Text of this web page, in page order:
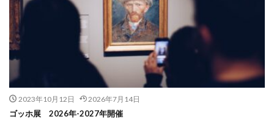
2023年10月12日 2026年7月14日
ゴッホ展 2026年-2027年開催